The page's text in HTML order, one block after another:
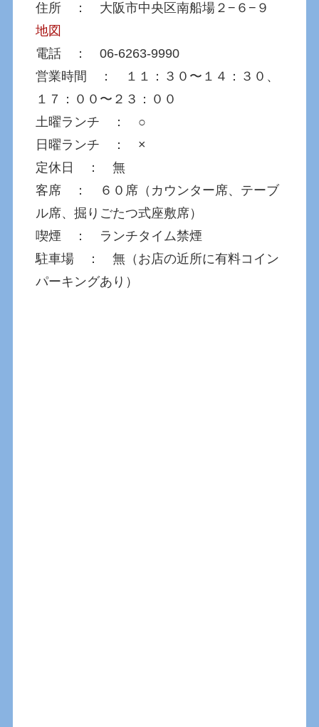
住所 ： 大阪市中央区南船場２−６−９
地図
電話 ： 06-6263-9990
営業時間 ： １１：３０〜１４：３０、
１７：００〜２３：００
土曜ランチ ： ○
日曜ランチ ： ×
定休日 ： 無
客席 ： ６０席（カウンター席、テーブ
ル席、掘りごたつ式座敷席）
喫煙 ： ランチタイム禁煙
駐車場 ： 無（お店の近所に有料コイン
パーキングあり）